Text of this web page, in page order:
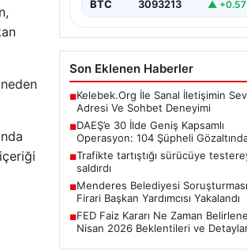
BTC 3093213 ▲
Son Eklenen Haberler
■Kelebek.Org İle Sanal İletişimin
Adresi Ve Sohbet Deneyimi
■DAEŞ’e 30 İlde Geniş Kapsamlı
Operasyon: 104 Şüpheli
■Trafikte tartıştığı sürücüye
saldırdı
■Menderes Belediyesi
Firari Başkan Yardımcısı Yakalandı
■FED Faiz Kararı Ne Zaman
Nisan 2026 Beklentileri ve